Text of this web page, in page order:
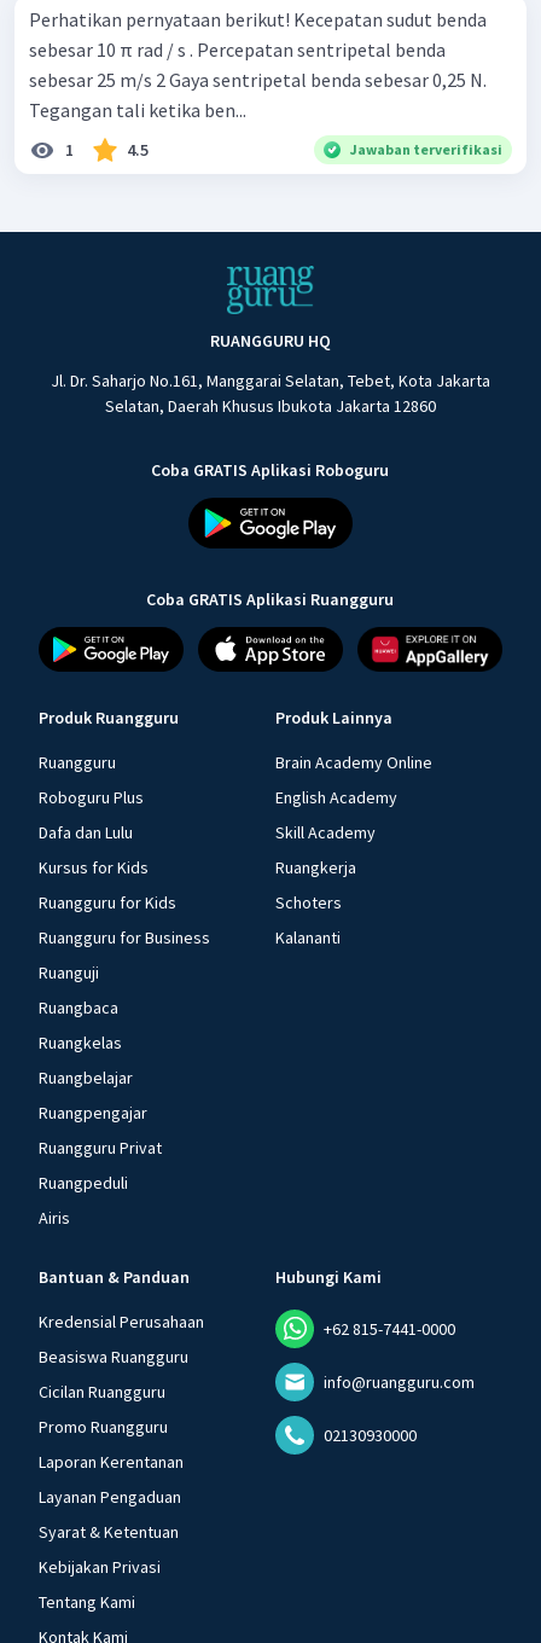
Perhatikan pernyataan berikut! Kecepatan sudut benda
sebesar 10 π rad / s . Percepatan sentripetal benda
sebesar 25 m/s 2 Gaya sentripetal benda sebesar 0,25 N.
Tegangan tali ketika ben...
1 4.5 Jawaban terverifikasi
RUANGGURU HQ
Jl. Dr. Saharjo No.161, Manggarai Selatan, Tebet, Kota Jakarta
Selatan, Daerah Khusus Ibukota Jakarta 12860
Coba GRATIS Aplikasi Roboguru
Coba GRATIS Aplikasi Ruangguru
Produk Ruangguru
Ruangguru
Roboguru Plus
Dafa dan Lulu
Kursus for Kids
Ruangguru for Kids
Ruangguru for Business
Ruanguji
Ruangbaca
Ruangkelas
Ruangbelajar
Ruangpengajar
Ruangguru Privat
Ruangpeduli
Airis
Produk Lainnya
Brain Academy Online
English Academy
Skill Academy
Ruangkerja
Schoters
Kalananti
Bantuan & Panduan
Kredensial Perusahaan
Beasiswa Ruangguru
Cicilan Ruangguru
Promo Ruangguru
Laporan Kerentanan
Layanan Pengaduan
Syarat & Ketentuan
Kebijakan Privasi
Tentang Kami
Kontak Kami
Hubungi Kami
+62 815-7441-0000
info@ruangguru.com
02130930000